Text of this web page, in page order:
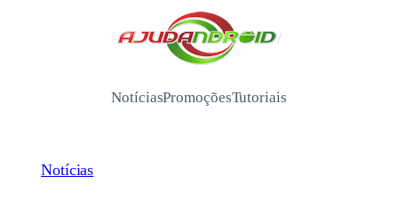
/
NotíciasPromoçõesTutoriais
Notícias